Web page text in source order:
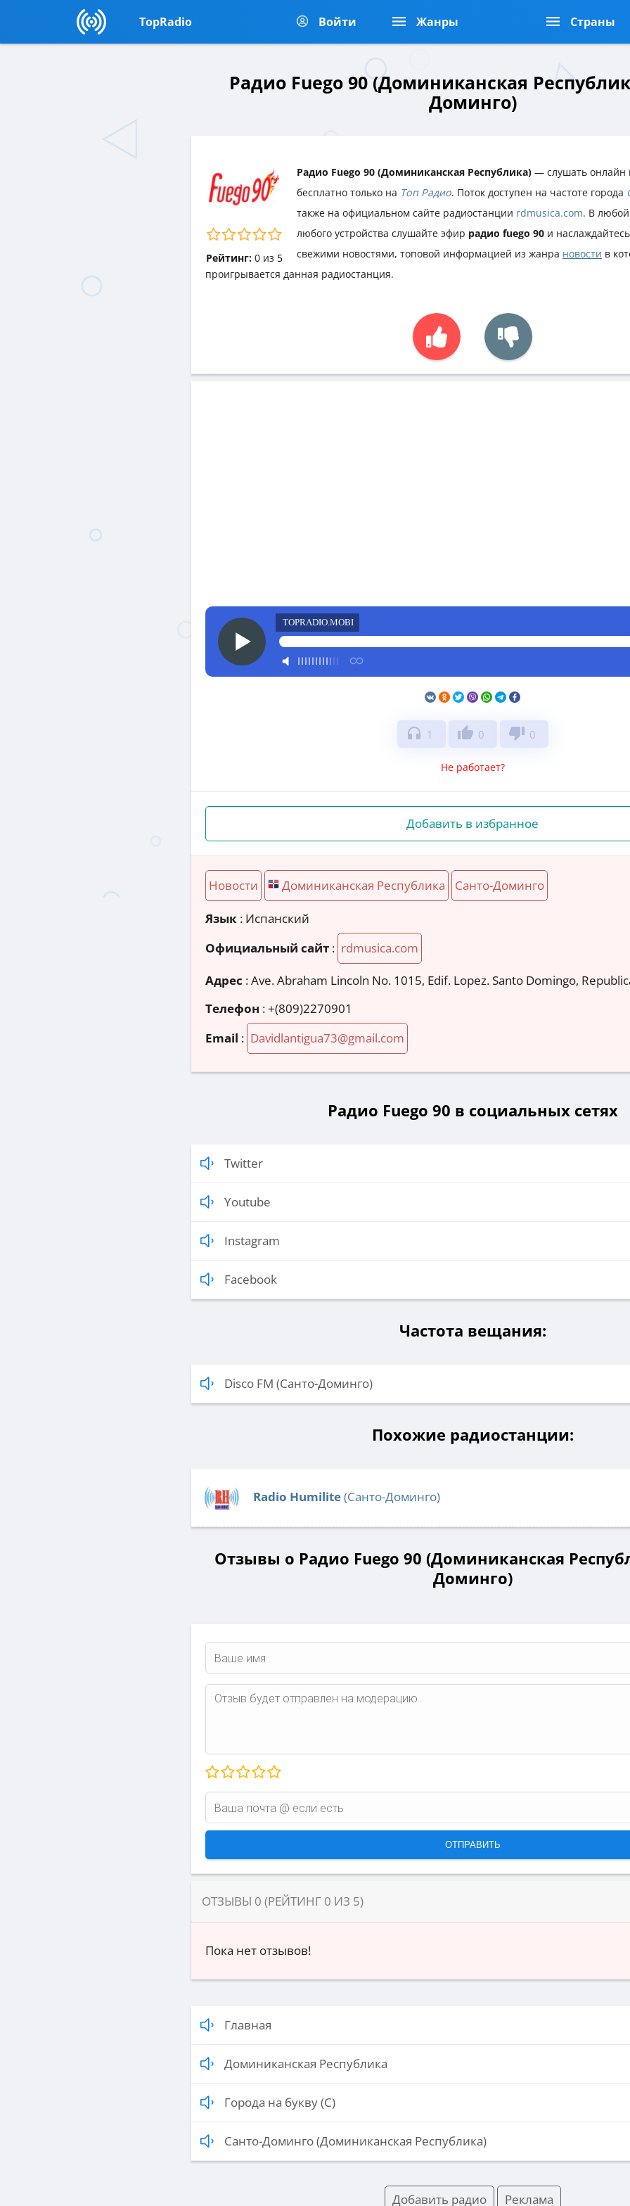
TopRadio Войти Жанры Страны
Радио Fuego 90 (Доминиканская
Доминго)
Рейтинг: 0из 5
Радио Fuego 90 (Доминиканская Республика) — слушать онлайн
бесплатно только на Топ Радио. Поток доступен на частоте города
также на официальном сайте радиостанции rdmusica.com. В
любого устройства слушайте эфир радио fuego 90 и
свежими новостями, топовой информацией из жанра новости в
проигрывается данная радиостанция.
TOPRADIO.MOBI
headphones 1 thumb_up 0 thumb_down 0
Не работает?
Добавить в избранное
Новости Доминиканская Республика Санто-Доминго
Язык : Испанский
Официальный сайт : rdmusica.com
Адрес :Ave. Abraham Lincoln No. 1015, Edif. Lopez. Santo Domingo,
Телефон :+(809)2270901
Email : Davidlantigua73@gmail.com
Радио Fuego 90 в социальных сетях
Twitter
Youtube
Instagram
Facebook
Частота вещания:
Disco FM (Санто-Доминго)
Похожие радиостанции:
Radio Humilite(Санто-Доминго)
Отзывы о Радио Fuego 90 (Доминиканская
Доминго)
ОТЗЫВЫ 0 (РЕЙТИНГ 0 ИЗ 5)
Пока нет отзывов!
Главная
Доминиканская Республика
Города на букву (С)
Санто-Доминго (Доминиканская Республика)
Добавить радио Реклама